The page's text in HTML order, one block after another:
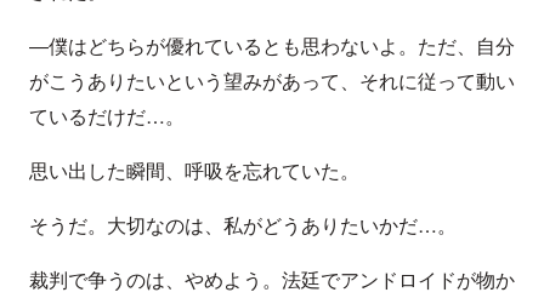
―僕はどちらが優れているとも思わないよ。ただ、自分
がこうありたいという望みがあって、それに従って動い
ているだけだ…。
思い出した瞬間、呼吸を忘れていた。
そうだ。大切なのは、私がどうありたいかだ…。
裁判で争うのは、やめよう。法廷でアンドロイドが物か